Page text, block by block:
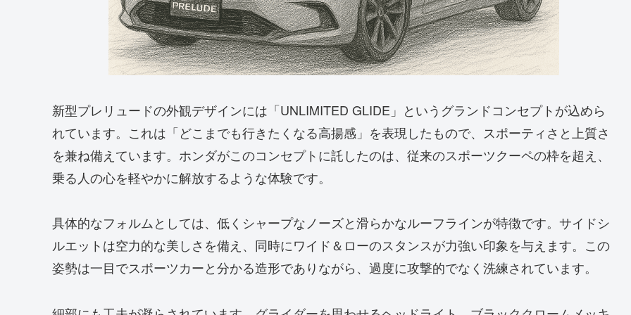
新型プレリュードの外観デザインには「UNLIMITED GLIDE」というグランドコンセプトが込めら
れています。これは「どこまでも行きたくなる高揚感」を表現したもので、スポーティさと上質さ
を兼ね備えています。ホンダがこのコンセプトに託したのは、従来のスポーツクーペの枠を超え、
乗る人の心を軽やかに解放するような体験です。
具体的なフォルムとしては、低くシャープなノーズと滑らかなルーフラインが特徴です。サイドシ
ルエットは空力的な美しさを備え、同時にワイド＆ローのスタンスが力強い印象を与えます。この
姿勢は一目でスポーツカーと分かる造形でありながら、過度に攻撃的でなく洗練されています。